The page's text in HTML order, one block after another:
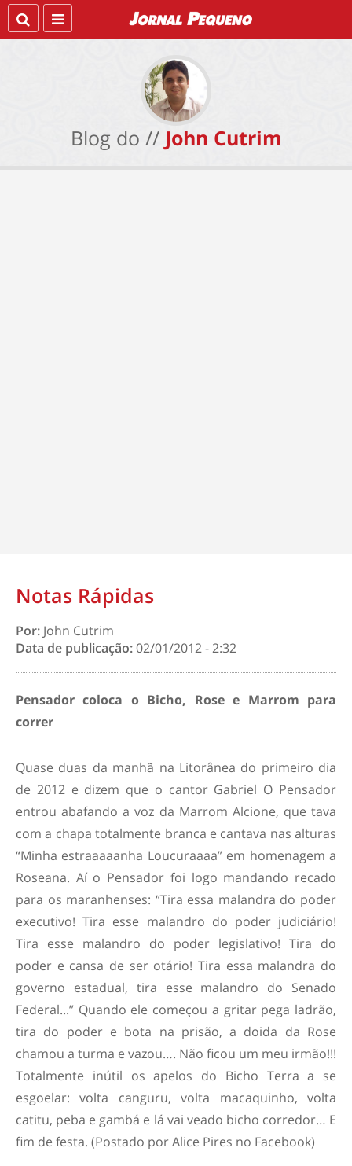
Blog do // John Cutrim
Notas Rápidas
Por: John Cutrim
Data de publicação:02/01/2012 - 2:32
Pensador coloca o Bicho, Rose e Marrom para
correr
Quase duas da manhã na Litorânea do primeiro dia
de 2012 e dizem que o cantor Gabriel O Pensador
entrou abafando a voz da Marrom Alcione, que tava
com a chapa totalmente branca e cantava nas alturas
“Minha estraaaaanha Loucuraaaa” em homenagem a
Roseana. Aí o Pensador foi logo mandando recado
para os maranhenses: “Tira essa malandra do poder
executivo! Tira esse malandro do poder judiciário!
Tira esse malandro do poder legislativo! Tira do
poder e cansa de ser otário! Tira essa malandra do
governo estadual, tira esse malandro do Senado
Federal...” Quando ele começou a gritar pega ladrão,
tira do poder e bota na prisão, a doida da Rose
chamou a turma e vazou…. Não ficou um meu irmão!!!
Totalmente inútil os apelos do Bicho Terra a se
esgoelar: volta canguru, volta macaquinho, volta
catitu, peba e gambá e lá vai veado bicho corredor… E
fim de festa. (Postado por Alice Pires no Facebook)